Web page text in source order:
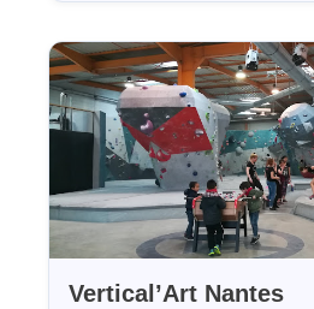
Vertical’Art Nantes